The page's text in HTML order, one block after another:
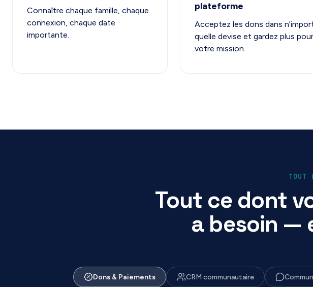
Connaître chaque famille, chaque
connexion, chaque date
importante.
plateforme
Acceptez les dons dans
quelle devise et gardez plus pour
votre mission.
TOUT
Tout ce dont
a besoin —
Dons & Paiements CRM communautaire